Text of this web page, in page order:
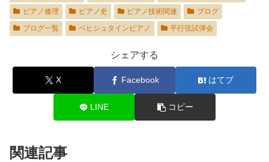
ピアノ修理
ピアノ史 ピアノ技術関連
ブログ
ブログ一覧
ベヒシュタインピアノ 平行弦試弾会
シェアする
X Facebook はてブ
LINE コピー
関連記事